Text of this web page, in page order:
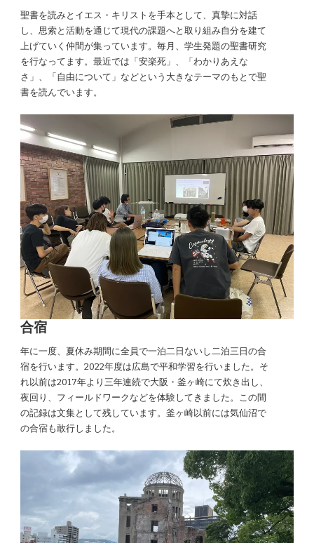
聖書を読みとイエス・キリストを手本として、真摯に対話
し、思索と活動を通じて現代の課題へと取り組み自分を建て
上げていく仲間が集っています。毎月、学生発題の聖書研究
を行なってます。最近では「安楽死」、「わかりあえな
さ」、「自由について」などという大きなテーマのもとで聖
書を読んでいます。
合宿
年に一度、夏休み期間に全員で一泊二日ないし二泊三日の合
宿を行います。2022年度は広島で平和学習を行いました。そ
れ以前は2017年より三年連続で大阪・釜ヶ崎にて炊き出し、
夜回り、フィールドワークなどを体験してきました。この間
の記録は文集として残しています。釜ヶ崎以前には気仙沼で
の合宿も敢行しました。